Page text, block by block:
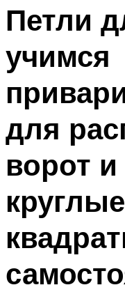
Петли
учимся
для
ворот и